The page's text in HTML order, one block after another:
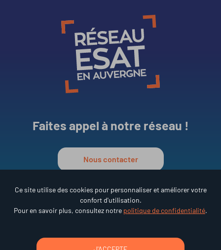
Faites appel à notre réseau !
Nous contacter
Réseau ESAT en Auvergne
15 rue des Frères Lumière•63000 Clermont-Ferrand
Ce site utilise des cookies pour personnaliser et améliorer votre
confort d'utilisation.
Pour en savoir plus, consultez notre politique de confidentialité.